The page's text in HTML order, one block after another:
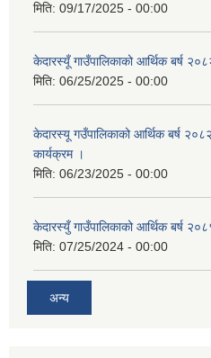
मिति: 09/17/2025 - 00:00
केदारस्यूँ गाउँपालिकाको आर्थिक बर्ष
मिति: 06/25/2025 - 00:00
केदारस्यू गउँपालिकाको आर्थिक बर्ष
कार्यक्रम ।
मिति: 06/23/2025 - 00:00
केदारस्युँ गाउँपालिकाको आर्थिक बर्ष
मिति: 07/25/2024 - 00:00
अन्य